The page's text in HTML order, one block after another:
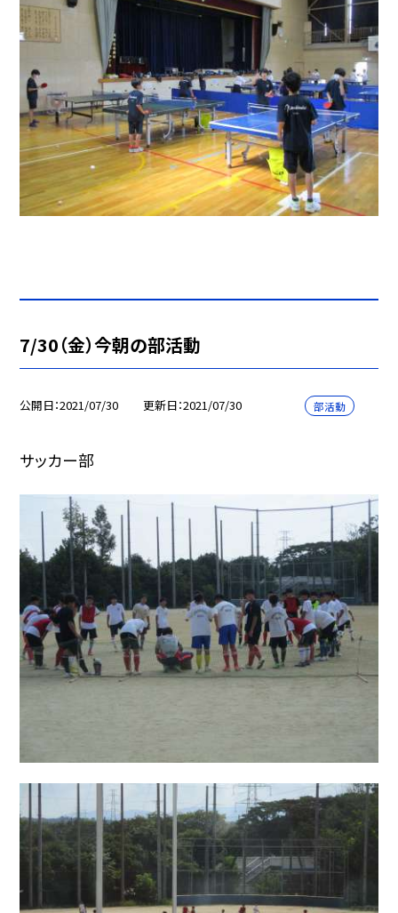
7/30（金）今朝の部活動
公開日 2021/07/30 更新日 2021/07/30 部活動
サッカー部